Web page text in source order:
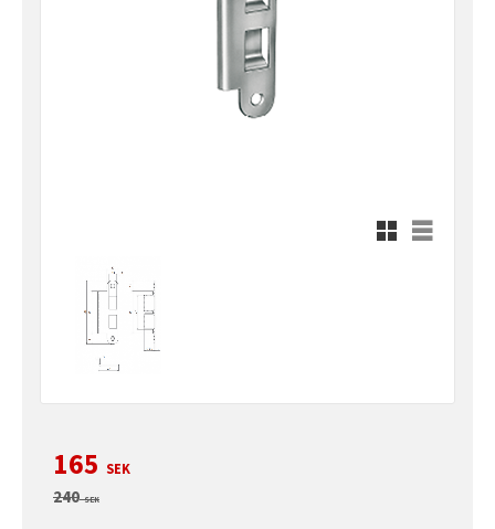
Rutnätsvy
Listvy
Nedsatt pris:
165 SEK
Ordinarie pris:
240SEK